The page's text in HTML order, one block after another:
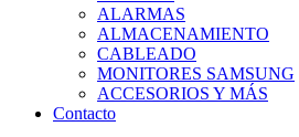
ALARMAS
ALMACENAMIENTO
CABLEADO
MONITORES SAMSUNG
ACCESORIOS Y MÁS
Contacto